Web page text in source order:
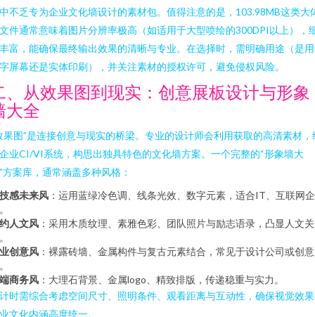
不乏专为企业文化墙设计的素材包。值得注意的是，103.98MB这类大
件通常意味着图片分辨率极高（如适用于大型喷绘的300DPI以上），
富，能确保最终输出效果的清晰与专业。在选择时，需明确用途（是
屏幕还是实体印刷），并关注素材的授权许可，避免侵权风险。
、从效果图到现实：创意展板设计与形象
大全
果图”是连接创意与现实的桥梁。专业的设计师会利用获取的高清素材，
业CI/VI系统，构思出独具特色的文化墙方案。一个完整的“形象墙大
方案库，通常涵盖多种风格：
感未来风 ：运用蓝绿冷色调、线条光效、数字元素，适合IT、互联网企
人文风 ：采用木质纹理、素雅色彩、团队照片与励志语录，凸显人文关
创意风 ：裸露砖墙、金属构件与复古元素结合，常见于设计公司或创
商务风 ：大理石背景、金属logo、精致排版，传递稳重与实力。
时需综合考虑空间尺寸、照明条件、观看距离与互动性，确保视觉效
文化内涵高度统一。